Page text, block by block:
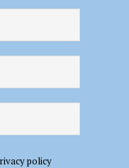
perdere la speranza”
policy